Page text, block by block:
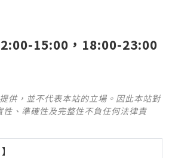
15:00，18:00-23:00
供，並不代表本站的立場。因此本站對
、準確性及完整性不負任何法律責